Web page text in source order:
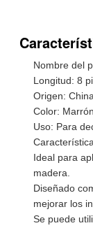
Nombre del
Longitud: 8
Origen: China
Color:
Uso: Para
Ideal para
madera.
Diseñado
mejorar los
Se puede